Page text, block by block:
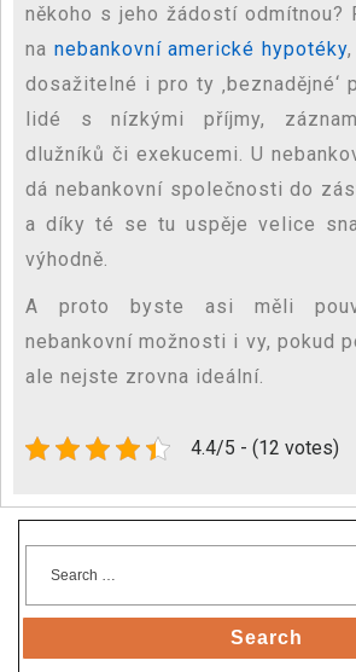
někoho s jeho žádostí odmítnou?
na nebankovní americké hypotéky
dosažitelné i pro ty ‚beznadějné‘
lidé s nízkými příjmy,
dlužníků či exekucemi. U
dá nebankovní společnosti do
a díky té se tu uspěje velice
výhodně.
A proto byste asi měli
nebankovní možnosti i vy, pokud
ale nejste zrovna ideální.
4.4/5 - (12 votes)
Search